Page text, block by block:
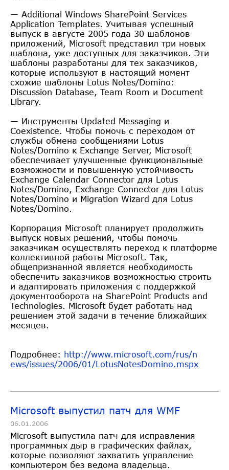
— Additional Windows SharePoint Services
Application Templates. Учитывая успешный
выпуск в августе 2005 года 30 шаблонов
приложений, Microsoft представил три новых
шаблона, уже доступных для заказчиков. Эти
шаблоны разработаны для тех заказчиков,
которые используют в настоящий момент
схожие шаблоны Lotus Notes/Domino:
Discussion Database, Team Room и Document
Library.
— Инструменты Updated Messaging и
Coexistence. Чтобы помочь с переходом от
службы обмена сообщениями Lotus
Notes/Domino к Exchange Server, Microsoft
обеспечивает улучшенные функциональные
возможности и повышенную устойчивость
Exchange Calendar Connector для Lotus
Notes/Domino, Exchange Connector для Lotus
Notes/Domino и Migration Wizard для Lotus
Notes/Domino.
Корпорация Microsoft планирует продолжить
выпуск новых решений, чтобы помочь
заказчикам осуществлять переход к платформе
коллективной работы Microsoft. Так,
общепризнанной является необходимость
обеспечить заказчиков возможностью строить
и адаптировать приложения с поддержкой
документооборота на SharePoint Products and
Technologies. Microsoft будет работать над
решением этой задачи в течение ближайших
месяцев.
Подробнее: http://www.microsoft.com/rus/n
ews/issues/2006/01/LotusNotesDomino.mspx
Microsoft выпустил патч для WMF
06.01.2006
Microsoft выпустила патч для исправления
программных дыр в графических файлах,
которые позволяют захватить управление
компьютером без ведома владельца.